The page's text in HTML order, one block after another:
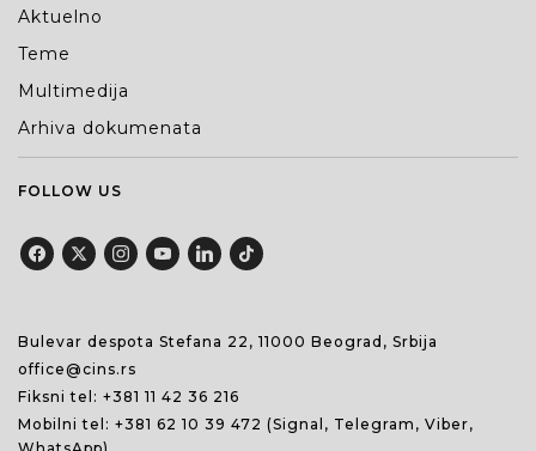
Aktuelno
Teme
Multimedija
Arhiva dokumenata
FOLLOW US
Bulevar despota Stefana 22, 11000 Beograd, Srbija
office@cins.rs
Fiksni tel: +381 11 42 36 216
Mobilni tel: +381 62 10 39 472 (Signal, Telegram, Viber,